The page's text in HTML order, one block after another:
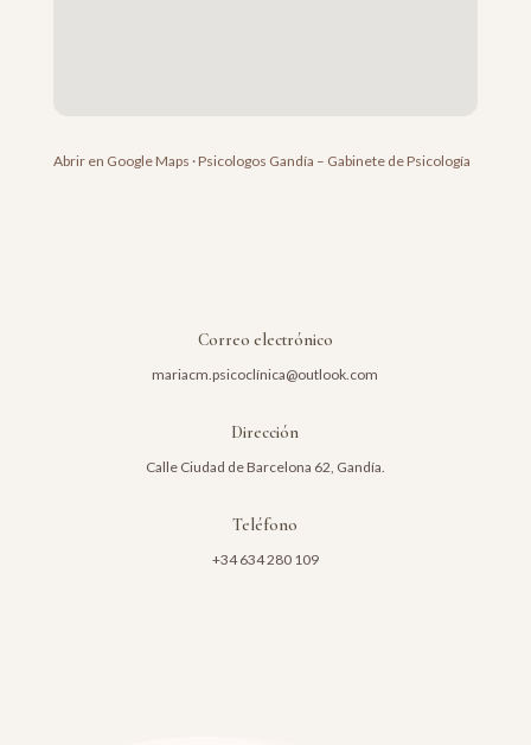
Abrir en Google Maps · Psicologos Gandía – Gabinete de Psicología
Correo electrónico
mariacm.psicoclínica@outlook.com
Dirección
Calle Ciudad de Barcelona 62, Gandía.
Teléfono
+34 634 280 109